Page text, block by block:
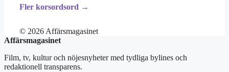
Fler korsordsord →
© 2026 Affärsmagasinet
Affärsmagasinet
Film, tv, kultur och nöjesnyheter med tydliga bylines och
redaktionell transparens.